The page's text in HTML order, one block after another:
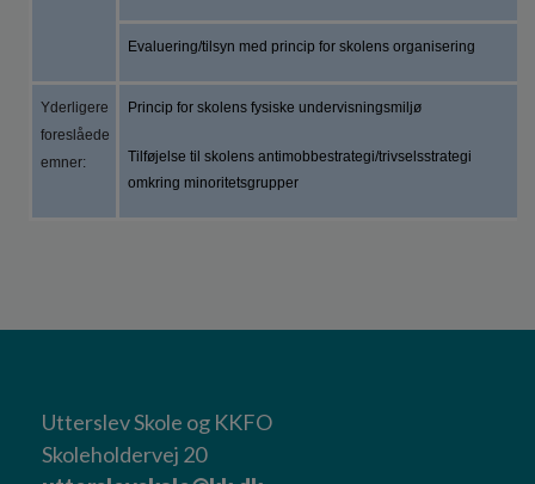
Evaluering/tilsyn med princip for skolens organisering
Yderligere
foreslåede
emner:
Princip for skolens fysiske undervisningsmiljø
Tilføjelse til skolens antimobbestrategi/trivselsstrategi
omkring minoritetsgrupper
Utterslev Skole og KKFO
Skoleholdervej 20